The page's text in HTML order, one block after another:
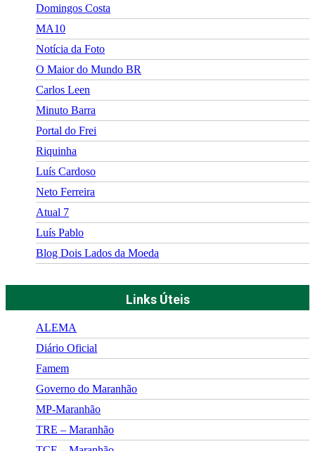
Domingos Costa
MA10
Notícia da Foto
O Maior do Mundo BR
Carlos Leen
Minuto Barra
Portal do Frei
Riquinha
Luís Cardoso
Neto Ferreira
Atual 7
Luís Pablo
Blog Dois Lados da Moeda
Links Úteis
ALEMA
Diário Oficial
Famem
Governo do Maranhão
MP-Maranhão
TRE – Maranhão